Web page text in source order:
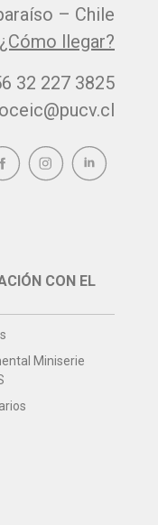
– Chile
¿Cómo llegar?
32 227 3825
CON EL
Miniserie